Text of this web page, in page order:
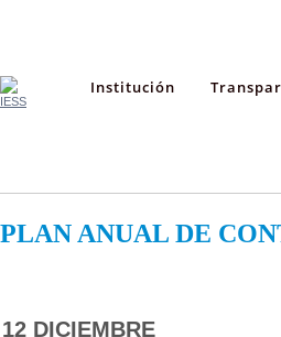
Institución
PLAN ANUAL DE
12 DICIEMBRE